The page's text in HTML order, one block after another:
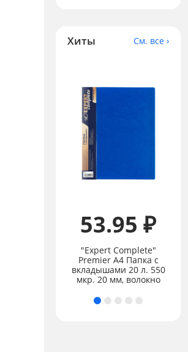
Хиты См. все ›
53.95 ₽
"Expert Complete"
Premier А4 Папка с
вкладышами 20 л. 550
мкр. 20 мм, волокно